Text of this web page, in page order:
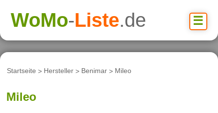
☰
WoMo-Liste.de
Startseite > Hersteller > Benimar > Mileo
Mileo